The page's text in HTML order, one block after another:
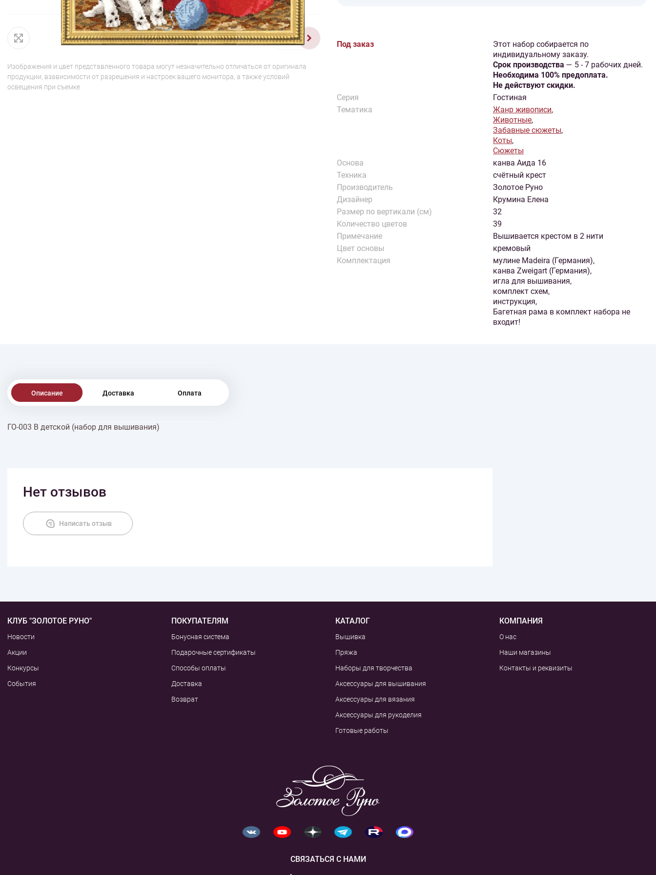
1/2
Изображения и цвет представленного товара могут незначительно отличаться от оригинала
продукции, взависимости от разрешения и настроек вашего монитора, а также условий
освещения при съемке
Под заказ
Этот набор собирается по
индивидуальному заказу.
Cрок производства — 5 - 7 рабочих дней.
Необходима 100% предоплата.
Не действуют скидки.
Серия
Гостиная
Тематика
Жанр живописи,
Животные,
Забавные сюжеты,
Коты,
Сюжеты
Основа
канва Аида 16
Техника
счётный крест
Производитель
Золотое Руно
Дизайнер
Крумина Елена
Размер по вертикали (см)
32
Количество цветов
39
Примечание
Вышивается крестом в 2 нити
Цвет основы
кремовый
Комплектация
мулине Madeira (Германия),
канва Zweigart (Германия),
игла для вышивания,
комплект схем,
инструкция,
Багетная рама в комплект набора не
входит!
Описание Доставка Оплата
ГО-003 В детской (набор для вышивания)
Нет отзывов
Написать отзыв
КЛУБ "ЗОЛОТОЕ РУНО"
Новости
Акции
Конкурсы
События
ПОКУПАТЕЛЯМ
Бонусная система
Подарочные сертификаты
Способы оплаты
Доставка
Возврат
КАТАЛОГ
Вышивка
Пряжа
Наборы для творчества
Аксессуары для вышивания
Аксессуары для вязания
Аксессуары для рукоделия
Готовые работы
КОМПАНИЯ
О нас
Наши магазины
Контакты и реквизиты
СВЯЗАТЬСЯ С НАМИ